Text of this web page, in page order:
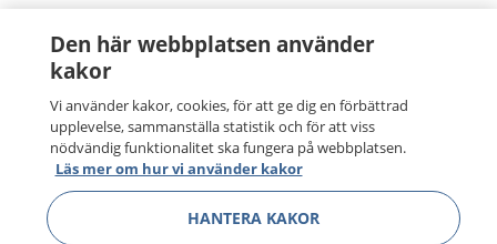
Den här webbplatsen använder
kakor
Vi använder kakor, cookies, för att ge dig en förbättrad
upplevelse, sammanställa statistik och för att viss
nödvändig funktionalitet ska fungera på webbplatsen.
Läs mer om hur vi använder kakor
HANTERA KAKOR